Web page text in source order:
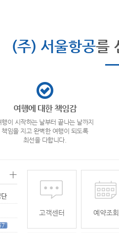
(주) 서울항공를
여행에 대한 책임감
행이 시작하는 날부터 끝나는 날까지
책임을 지고 완벽한 여행이 되도록
최선을 다합니다.
+
고객센터 예약조회